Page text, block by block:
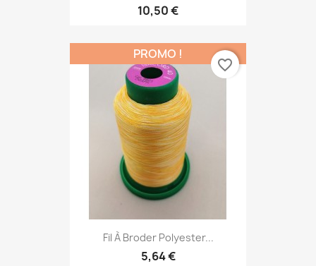
10,50 €
Fil À Broder Polyester...
5,64 €
PROMO !
favorite_border